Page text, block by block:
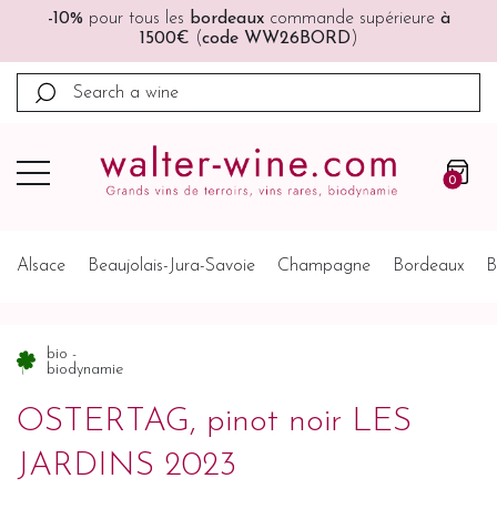
🚚🚚Port offert à partir de 200€ (France, Allemagne,
Belgique, Pays-Bas)
0
Alsace Beaujolais-Jura-Savoie Champagne Bordeaux
bio -
biodynamie
OSTERTAG, pinot noir LES
JARDINS 2023